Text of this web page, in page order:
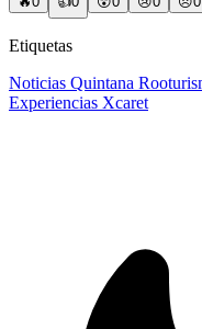
Etiquetas
Noticias Quintana Roo
Experiencias Xcaret